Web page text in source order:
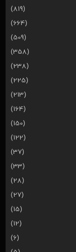
(819)
(664)
(509)
(358)
(238)
(225)
(213)
(164)
(150)
(122)
(37)
(33)
(28)
(27)
(15)
(12)
(6)